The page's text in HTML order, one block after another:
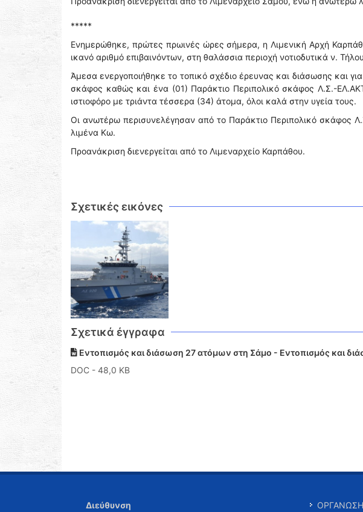
*****
Ενημερώθηκε, πρώτες πρωινές ώρες σήμερα, η Λιμενική Αρχή
ικανό αριθμό επιβαινόντων, στη θαλάσσια περιοχή νοτιοδυτικά ν.
Άμεσα ενεργοποιήθηκε το τοπικό σχέδιο έρευνας και διάσωσης και
σκάφος καθώς και ένα (01) Παράκτιο Περιπολικό σκάφος Λ.Σ.-
ιστιοφόρο με τριάντα τέσσερα (34) άτομα, όλοι καλά στην υγεία τους.
Οι ανωτέρω περισυνελέγησαν από το Παράκτιο Περιπολικό σκάφος
λιμένα Κω.
Προανάκριση διενεργείται από το Λιμεναρχείο Καρπάθου.
Σχετικές εικόνες
Σχετικά έγγραφα
Εντοπισμός και διάσωση 27 ατόμων στη Σάμο - Εντοπισμός και
DOC - 48,0 KB
Διεύθυνση